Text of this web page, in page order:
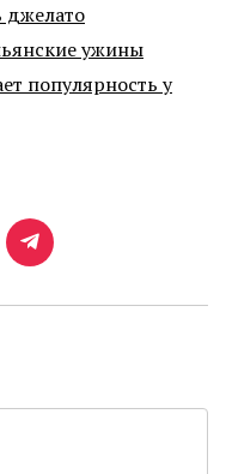
джелато
ужины
популярность у